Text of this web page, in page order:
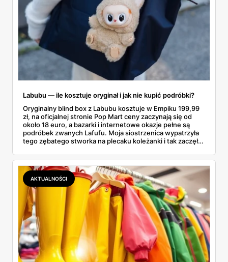
Labubu — ile kosztuje oryginał i jak nie kupić podróbki?
Oryginalny blind box z Labubu kosztuje w Empiku 199,99
zł, na oficjalnej stronie Pop Mart ceny zaczynają się od
około 18 euro, a bazarki i internetowe okazje pełne są
podróbek zwanych Lafufu. Moja siostrzenica wypatrzyła
tego zębatego stworka na plecaku koleżanki i tak zaczęło
kosztuje i po czym poznać, że sprzedawca nie wciska nam
podróbki. Spisałam wszystko, czego się dowiedziałam —
łącznie z jedną wpadką, o której za chwilę.
AKTUALNOŚCI